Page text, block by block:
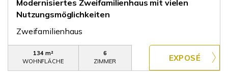
Modernisiertes Zweifamilienhaus mit vielen
Nutzungsmöglichkeiten
Zweifamilienhaus
134 m²
WOHNFLÄCHE
6
ZIMMER